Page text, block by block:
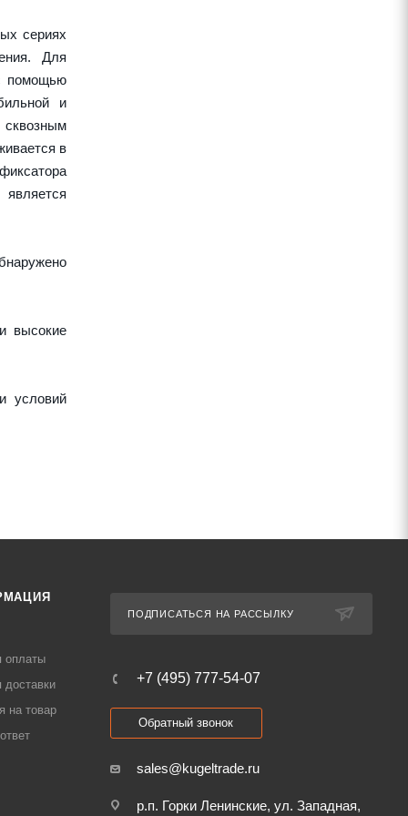
сериях
Для
помощью
и
в
высокие
условий
оплаты
доставки
на товар
ПОДПИСАТЬСЯ НА РАССЫЛКУ
+7 (495) 777-54-07
Обратный звонок
sales@kugeltrade.ru
р.п. Горки Ленинские, ул. Западная,